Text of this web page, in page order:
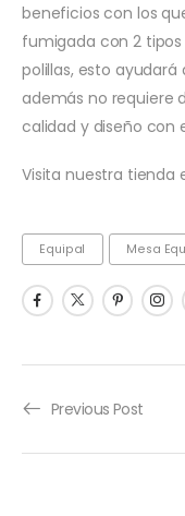
beneficios con los
fumigada con 2
polillas, esto
además no requiere
calidad y diseño con
Visita nuestra tienda
Equipal Mesa
Previous Post